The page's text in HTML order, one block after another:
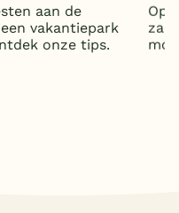
aan de
vakantiepark
onze tips.
Op